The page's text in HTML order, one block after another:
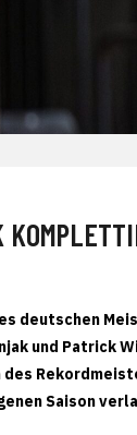
deutschen
und Patrick
Saison